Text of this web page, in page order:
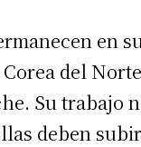
en
del
Su trabajo
deben